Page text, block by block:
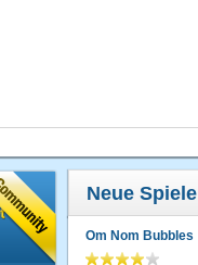
Neue Spiele
Om Nom Bubbles